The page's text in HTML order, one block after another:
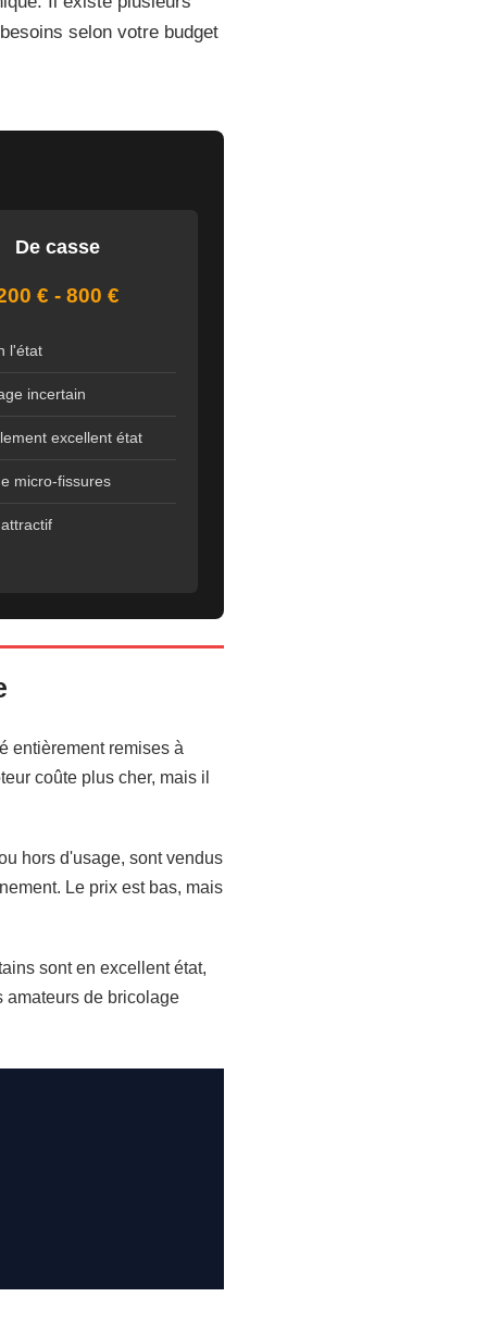
selon votre budget
De casse
€ - 800 €
l'état
incertain
excellent état
micro-fissures
entièrement remises à
coûte plus cher, mais il
hors d'usage, sont vendus
Le prix est bas, mais
sont en excellent état,
amateurs de bricolage